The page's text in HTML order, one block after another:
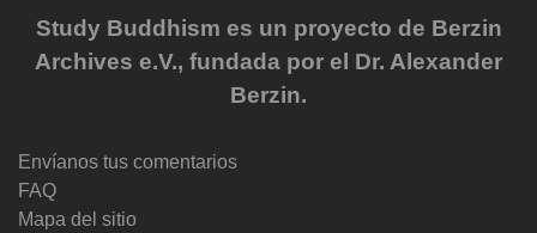
Study Buddhism es un proyecto de Berzin
Archives e.V., fundada por el Dr. Alexander
Berzin.
Envíanos tus comentarios
FAQ
Mapa del sitio